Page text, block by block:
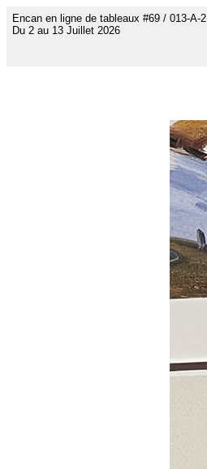
Encan en ligne de tableaux #69 / 013-A-2
Du 2 au 13 Juillet 2026